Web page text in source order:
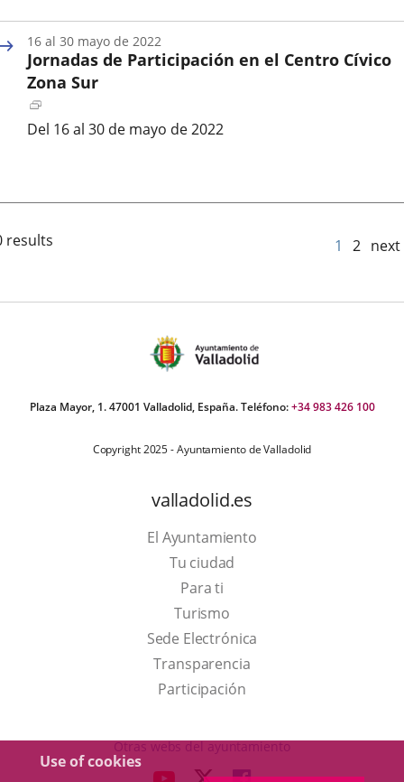
Use of cookies
aplicación
externa.
Jornadas de Participación en el Centro Cívico
Zona Sur
Enlace
a
Del 16 al 30 de mayo de 2022
del
16 al 30 mayo de 2022
results 1 2 next
Plaza Mayor, 1. 47001 Valladolid, España. Teléfono:+34 983 426 100
Copyright 2025 - Ayuntamiento de Valladolid
valladolid.es
El Ayuntamiento
Tu ciudad
Para ti
TurismoThis
link
will
open
a
Sede Electrónica
Transparencia
Participación
Otras webs del ayuntamiento
LINK LINKLINK